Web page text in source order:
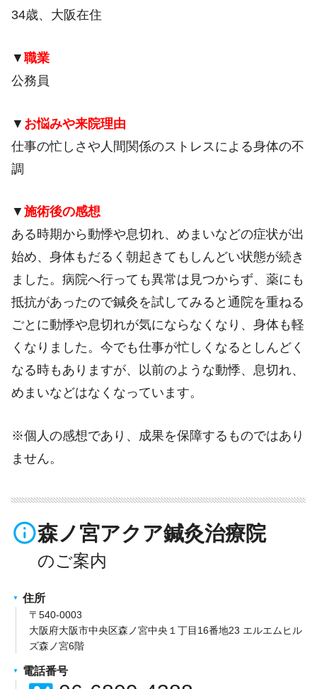
34歳、大阪在住
▼ 職業
公務員
▼ お悩みや来院理由
仕事の忙しさや人間関係のストレスによる身体の不
調
▼ 施術後の感想
ある時期から動悸や息切れ、めまいなどの症状が出
始め、身体もだるく朝起きてもしんどい状態が続き
ました。病院へ行っても異常は見つからず、薬にも
抵抗があったので鍼灸を試してみると通院を重ねる
ごとに動悸や息切れが気にならなくなり、身体も軽
くなりました。今でも仕事が忙しくなるとしんどく
なる時もありますが、以前のような動悸、息切れ、
めまいなどはなくなっています。
※個人の感想であり、成果を保障するものではあり
ません。
info_outline森ノ宮アクア鍼灸治療院
住所
〒540-0003
大阪府大阪市中央区森ノ宮中央１丁目16番地23 エルエムヒル
ズ森ノ宮6階
電話番号